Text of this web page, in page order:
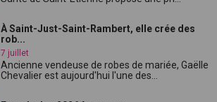
À Saint-Just-Saint-Rambert, elle crée des
rob...
7 juillet
Ancienne vendeuse de robes de mariée, Gaëlle
Chevalier est aujourd'hui l'une des...